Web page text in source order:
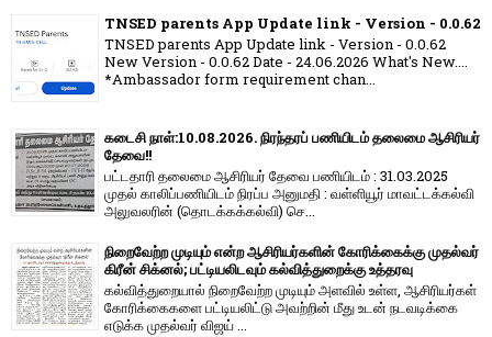
TNSED parents App Update link - Version - 0.0.62
TNSED parents App Update link - Version - 0.0.62
New Version - 0.0.62 Date - 24.06.2026 What's New....
*Ambassador form requirement chan...
கடைசி நாள்:10.08.2026. நிரந்தரப் பணியிடம் தலைமை ஆசிரியர்
தேவை!!
பட்டதாரி தலைமை ஆசிரியர் தேவை பணியிடம் : 31.03.2025
முதல் காலிப்பணியிடம் நிரப்ப அனுமதி : வள்ளியூர் மாவட்டக்கல்வி
அலுவலரின் (தொடக்கக்கல்வி) செ...
நிறைவேற்ற முடியும் என்ற ஆசிரியர்களின் கோரிக்கைக்கு முதல்வர்
கிரீன் சிக்னல்; பட்டியலிடவும் கல்வித்துறைக்கு உத்தரவு
கல்வித்துறையால் நிறைவேற்ற முடியும் அளவில் உள்ள, ஆசிரியர்கள்
கோரிக்கைகளை பட்டியலிட்டு அவற்றின் மீது உடன் நடவடிக்கை
எடுக்க முதல்வர் விஜய் ...